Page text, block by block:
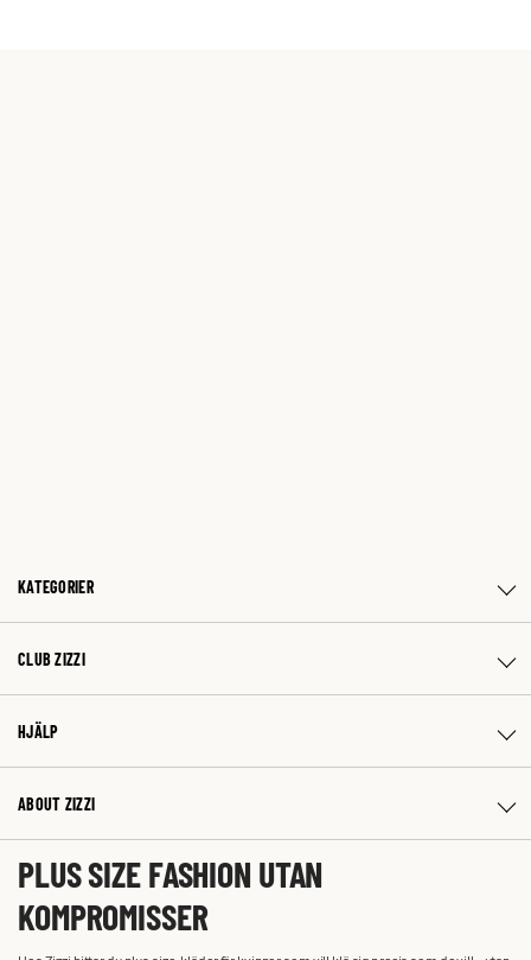
KATEGORIER
CLUB ZIZZI
HJÄLP
ABOUT ZIZZI
PLUS SIZE FASHION UTAN
KOMPROMISSER